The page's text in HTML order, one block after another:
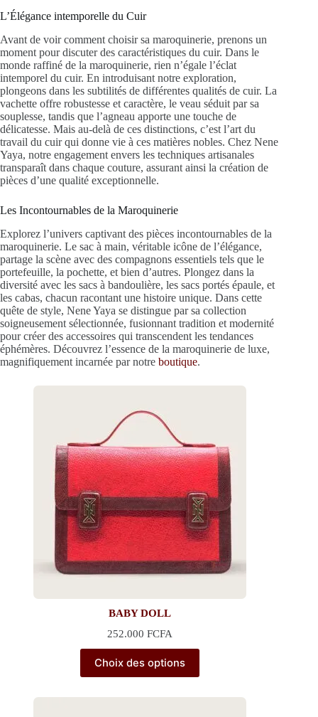
L’Élégance intemporelle du Cuir
Avant de voir comment choisir sa maroquinerie, prenons un
moment pour discuter des caractéristiques du cuir. Dans le
monde raffiné de la maroquinerie, rien n’égale l’éclat
intemporel du cuir. En introduisant notre exploration,
plongeons dans les subtilités de différentes qualités de cuir. La
vachette offre robustesse et caractère, le veau séduit par sa
souplesse, tandis que l’agneau apporte une touche de
délicatesse. Mais au-delà de ces distinctions, c’est l’art du
travail du cuir qui donne vie à ces matières nobles. Chez Nene
Yaya, notre engagement envers les techniques artisanales
transparaît dans chaque couture, assurant ainsi la création de
pièces d’une qualité exceptionnelle.
Les Incontournables de la Maroquinerie
Explorez l’univers captivant des pièces incontournables de la
maroquinerie. Le sac à main, véritable icône de l’élégance,
partage la scène avec des compagnons essentiels tels que le
portefeuille, la pochette, et bien d’autres. Plongez dans la
diversité avec les sacs à bandoulière, les sacs portés épaule, et
les cabas, chacun racontant une histoire unique. Dans cette
quête de style, Nene Yaya se distingue par sa collection
soigneusement sélectionnée, fusionnant tradition et modernité
pour créer des accessoires qui transcendent les tendances
éphémères. Découvrez l’essence de la maroquinerie de luxe,
magnifiquement incarnée par notre boutique.
BABY DOLL
252.000FCFA
Choix des options